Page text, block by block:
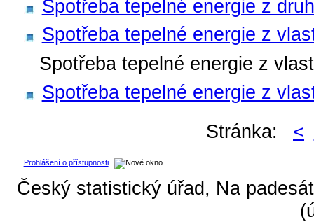
Spotřeba tepelné energie z
Spotřeba tepelné energie z
Spotřeba tepelné energie z
Spotřeba tepelné energie z
Stránka:
<
Prohlášení o přístupnosti
Český statistický úřad, Na